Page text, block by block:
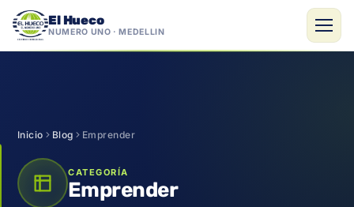
El Hueco
NÚMERO UNO · MEDELLÍN
Inicio Blog Emprender
CATEGORÍA
Emprender